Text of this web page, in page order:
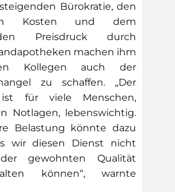
Bürokratie, den
Kosten und dem
Preisdruck durch
machen ihm
Kollegen auch der
zu schaffen. „Der
für viele Menschen,
Notlagen, lebenswichtig.
Belastung könnte dazu
wir diesen Dienst nicht
gewohnten Qualität
können“, warnte